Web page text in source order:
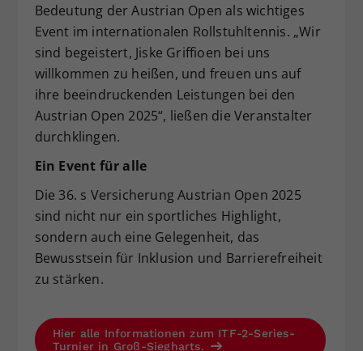
Bedeutung der Austrian Open als wichtiges
Event im internationalen Rollstuhltennis. „Wir
sind begeistert, Jiske Griffioen bei uns
willkommen zu heißen, und freuen uns auf
ihre beeindruckenden Leistungen bei den
Austrian Open 2025“, ließen die Veranstalter
durchklingen.
Ein Event für alle
Die 36. s Versicherung Austrian Open 2025
sind nicht nur ein sportliches Highlight,
sondern auch eine Gelegenheit, das
Bewusstsein für Inklusion und Barrierefreiheit
zu stärken.
Hier alle Informationen zum ITF-2-Series-
Turnier in Groß-Siegharts.